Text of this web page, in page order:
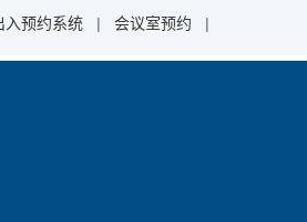
入预约系统 | 会议室预约 |